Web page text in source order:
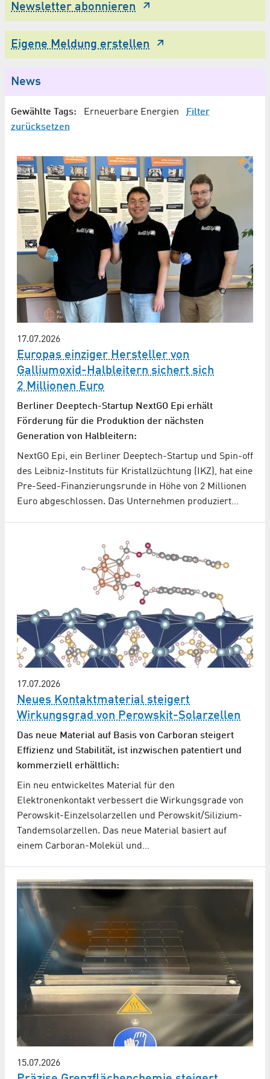
Newsletter abonnieren
Eigene Meldung erstellen
News
Gewählte Tags: Erneuerbare Energien
Filter
zurücksetzen
17.07.2026
Europas einziger Hersteller von
Galliumoxid-Halbleitern sichert sich
2 Millionen Euro
Berliner Deeptech-Startup NextGO Epi erhält
Förderung für die Produktion der nächsten
Generation von Halbleitern:
NextGO Epi, ein Berliner Deeptech-Startup und Spin-off
des Leibniz-Instituts für Kristallzüchtung (IKZ), hat eine
Pre-Seed-Finanzierungsrunde in Höhe von 2 Millionen
Euro abgeschlossen. Das Unternehmen produziert…
17.07.2026
Neues Kontaktmaterial steigert
Wirkungsgrad von Perowskit-Solarzellen
Das neue Material auf Basis von Carboran steigert
Effizienz und Stabilität, ist inzwischen patentiert und
kommerziell erhältlich:
Ein neu entwickeltes Material für den
Elektronenkontakt verbessert die Wirkungsgrade von
Perowskit-Einzelsolarzellen und Perowskit/Silizium-
Tandemsolarzellen. Das neue Material basiert auf
einem Carboran-Molekül und…
15.07.2026